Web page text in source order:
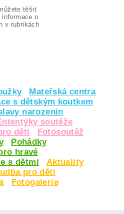
těšit
o
v rubrikách
Mateřská centra
s dětským koutkem
narozenin
soutěže
děti
Fotosoutěž
Pohádky
hravé
s dětmi
Aktuality
pro děti
Fotogalerie